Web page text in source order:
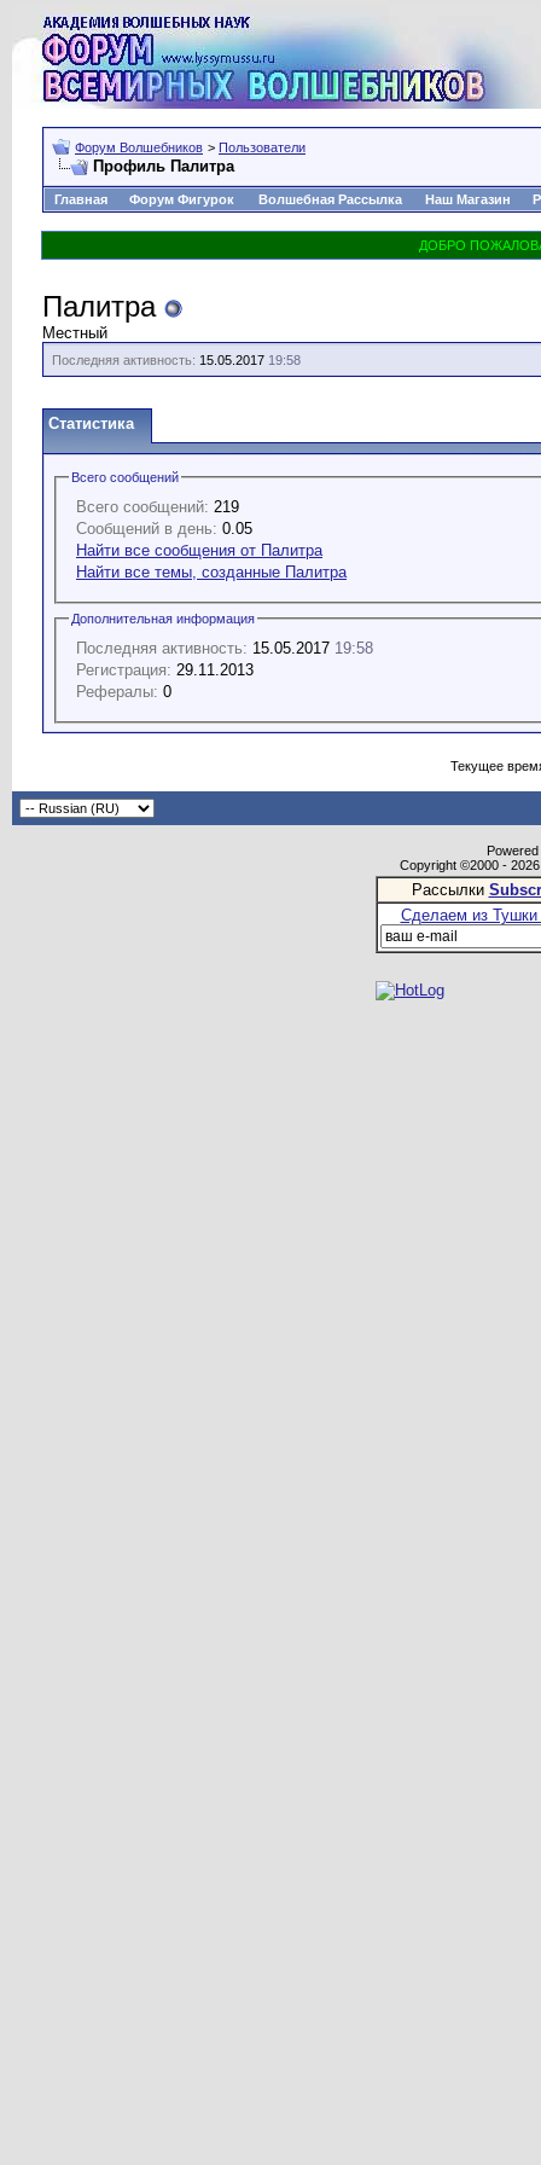
Форум Волшебников > Пользователи
Профиль Палитра
Главная Форум Фигурок Волшебная Рассылка Наш Магазин
Палитра
Местный
Последняя активность: 15.05.2017 19:58
Статистика
Всего сообщений
Всего сообщений: 219
Сообщений в день: 0.05
Найти все сообщения от Палитра
Найти все темы, созданные Палитра
Дополнительная информация
Последняя активность: 15.05.2017 19:58
Регистрация: 29.11.2013
Рефералы: 0
Текущее
Copyright ©2000 -
Рассылки
Сделаем из Тушки